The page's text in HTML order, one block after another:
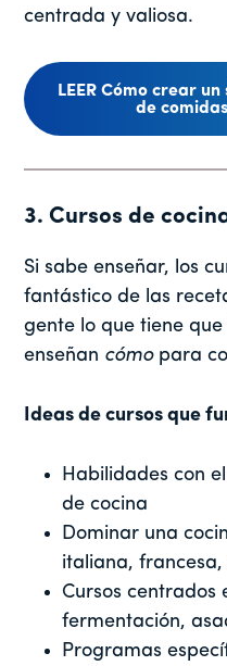
centrada y valiosa.
LEER Cómo crear
de
3. Cursos de
Si sabe enseñar, los
fantástico de las
gente lo que tiene que
enseñan cómopara
Ideas de cursos que
Habilidades con
de cocina
Dominar una
italiana, francesa,
Cursos centrados
fermentación,
Programas